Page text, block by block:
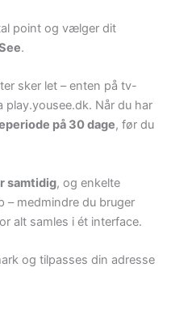
point og vælger dit
.
sker let – enten på tv-
play.yousee.dk. Når du har
på 30 dage, før du
samtidig, og enkelte
– medmindre du bruger
alt samles i ét interface.
og tilpasses din adresse